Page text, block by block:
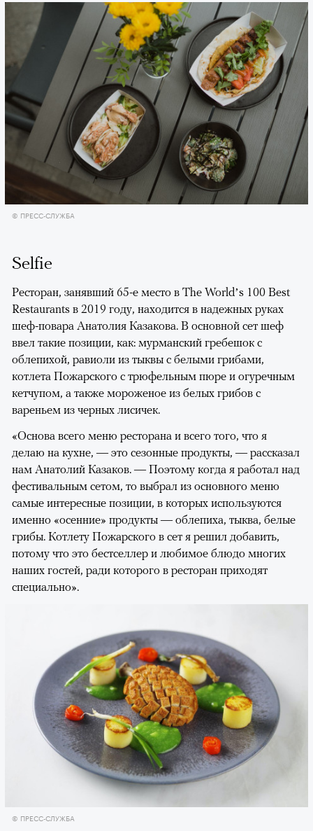
© ПРЕСС-СЛУЖБА
Selfie
Ресторан, занявший 65-е место в The World’s 100 Best
Restaurants в 2019 году, находится в надежных руках
шеф-повара Анатолия Казакова. В основной сет шеф
ввел такие позиции, как: мурманский гребешок с
облепихой, равиоли из тыквы с белыми грибами,
котлета Пожарского с трюфельным пюре и огуречным
кетчупом, а также мороженое из белых грибов с
вареньем из черных лисичек.
«Основа всего меню ресторана и всего того, что я
делаю на кухне, — это сезонные продукты, — рассказал
нам Анатолий Казаков. — Поэтому когда я работал над
фестивальным сетом, то выбрал из основного меню
самые интересные позиции, в которых используются
именно «осенние» продукты — облепиха, тыква, белые
грибы. Котлету Пожарского в сет я решил добавить,
потому что это бестселлер и любимое блюдо многих
наших гостей, ради которого в ресторан приходят
специально».
© ПРЕСС-СЛУЖБА